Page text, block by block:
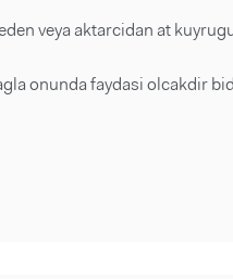
veya aktarcidan at
onunda faydasi olcakdir